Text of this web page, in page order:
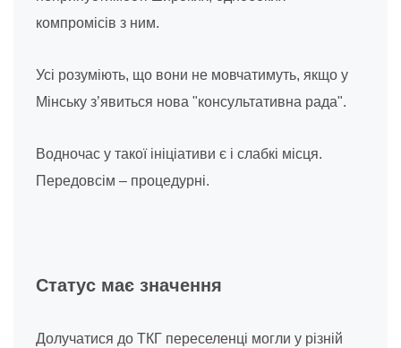
компромісів з ним.
Усі розуміють, що вони не мовчатимуть, якщо у
Мінську з’явиться нова "консультативна рада".
Водночас у такої ініціативи є і слабкі місця.
Передовсім – процедурні.
Статус має значення
Долучатися до ТКГ переселенці могли у різній